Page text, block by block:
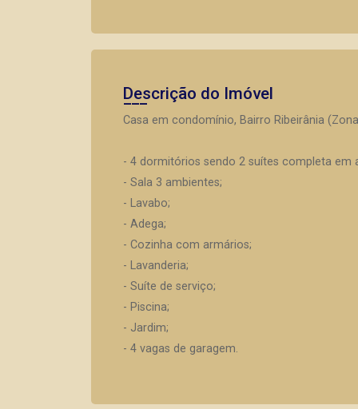
Descrição do Imóvel
Casa em condomínio, Bairro Ribeirânia
- 4 dormitórios sendo 2 suítes completa em
- Sala 3 ambientes;
- Lavabo;
- Adega;
- Cozinha com armários;
- Lavanderia;
- Suíte de serviço;
- Piscina;
- Jardim;
- 4 vagas de garagem.